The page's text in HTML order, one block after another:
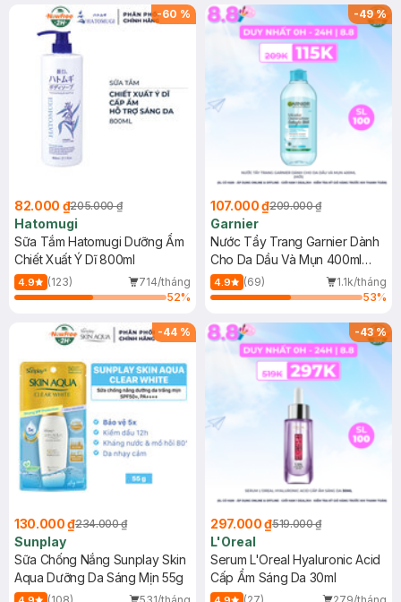
(SL có hạn)
-60 %
82.000 ₫205.000 ₫
Hatomugi
Sữa Tắm Hatomugi Dưỡng Ẩm
Chiết Xuất Ý Dĩ 800ml
4.9 (123)
714/tháng
52%
-49%
107.000 ₫209.000 ₫
Garnier
Nước Tẩy Trang Garnier Dành
Cho Da Dầu Và Mụn 400ml
(Mới)
4.9 (69)
1.1k/tháng
53%
-44 %
130.000 ₫234.000 ₫
Sunplay
Sữa Chống Nắng Sunplay Skin
Aqua Dưỡng Da Sáng Mịn 55g
-43%
297.000 ₫519.000 ₫
L'Oreal
Serum L'Oreal Hyaluronic Acid
Cấp Ẩm Sáng Da 30ml